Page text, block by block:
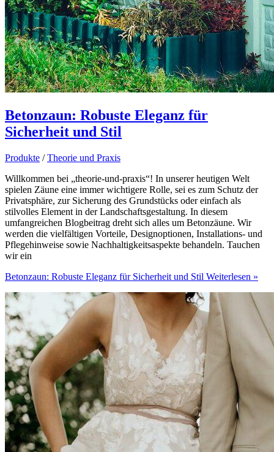
Betonzaun: Robuste Eleganz für
Sicherheit und Stil
Produkte /Theorie und Praxis
Willkommen bei „theorie-und-praxis“! In unserer heutigen Welt
spielen Zäune eine immer wichtigere Rolle, sei es zum Schutz der
Privatsphäre, zur Sicherung des Grundstücks oder einfach als
stilvolles Element in der Landschaftsgestaltung. In diesem
umfangreichen Blogbeitrag dreht sich alles um Betonzäune. Wir
werden die vielfältigen Vorteile, Designoptionen, Installations- und
Pflegehinweise sowie Nachhaltigkeitsaspekte behandeln. Tauchen
wir ein
Betonzaun: Robuste Eleganz für Sicherheit und Stil Weiterlesen »